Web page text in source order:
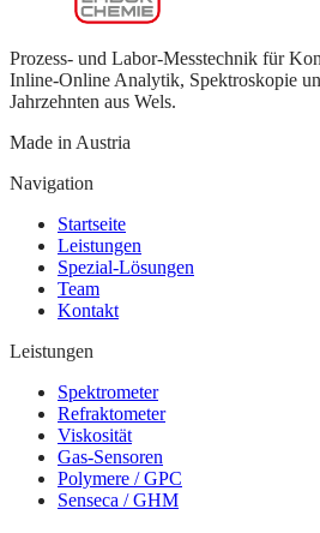
Prozess- und Labor-Messtechnik für
Inline-Online Analytik, Spektroskopie
Jahrzehnten aus Wels.
Made in Austria
Navigation
Startseite
Leistungen
Spezial-Lösungen
Team
Kontakt
Leistungen
Spektrometer
Refraktometer
Viskosität
Gas-Sensoren
Polymere / GPC
Senseca / GHM